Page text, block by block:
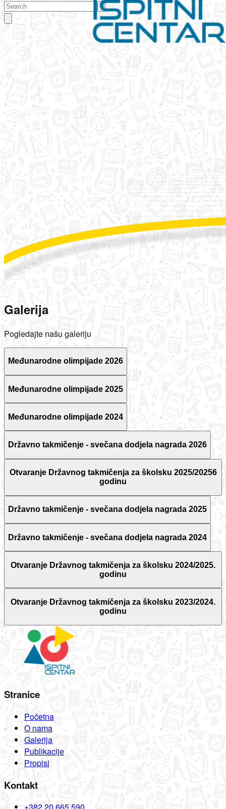
Galerija
Pogledajte našu galeriju
Međunarodne olimpijade 2026
Međunarodne olimpijade 2025
Međunarodne olimpijade 2024
Državno takmičenje - svečana dodjela nagrada 2026
Otvaranje Državnog takmičenja za školsku 2025/20256
godinu
Državno takmičenje - svečana dodjela nagrada 2025
Državno takmičenje - svečana dodjela nagrada 2024
Otvaranje Državnog takmičenja za školsku 2024/2025.
godinu
Otvaranje Državnog takmičenja za školsku 2023/2024.
godinu
Stranice
Početna
O nama
Galerija
Publikacije
Propisi
Kontakt